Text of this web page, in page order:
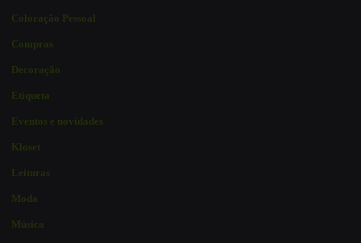
Coloração Pessoal
Compras
Decoração
Etiqueta
Eventos e novidades
Kloset
Leituras
Moda
Música